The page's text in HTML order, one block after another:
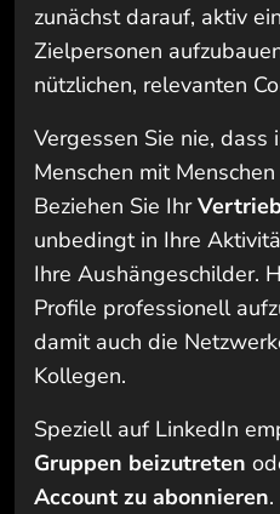
zunächst darauf, aktiv
Zielpersonen
nützlichen, relevanten
Vergessen Sie nie, dass
Menschen mit
Beziehen Sie Ihr
unbedingt in Ihre
Ihre Aushängeschilder.
Profile professionell
damit auch die
Kollegen.
Speziell auf LinkedIn
Gruppen beizutreten
Account zu abonnieren